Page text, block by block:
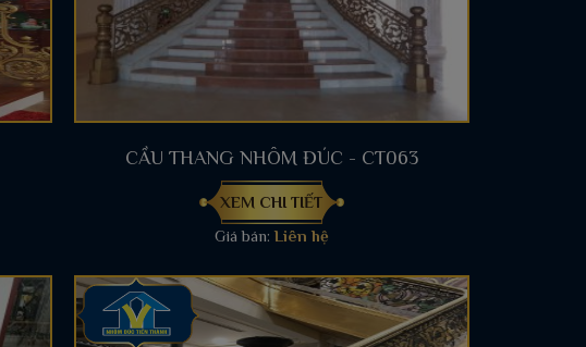
CẦU THANG NHÔM ĐÚC - CT063
XEM CHI TIẾT
Giá bán: Liên hệ